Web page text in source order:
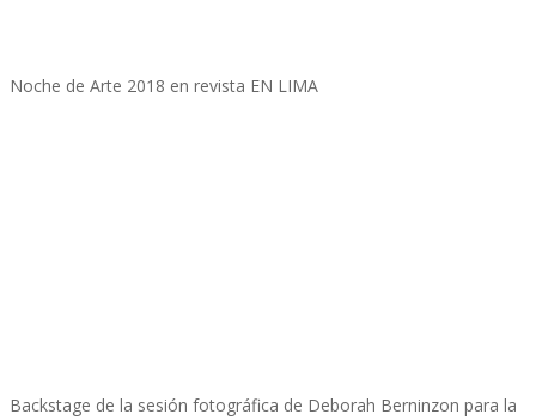
Noche de Arte 2018 en revista EN LIMA
Backstage de la sesión fotográfica de Deborah Berninzon para la